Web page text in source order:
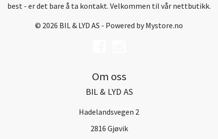
best - er det bare å ta kontakt. Velkommen til vår nettbutikk.
© 2026 BIL & LYD AS - Powered byMystore.no
Om oss
BIL & LYD AS
Hadelandsvegen 2
2816 Gjøvik